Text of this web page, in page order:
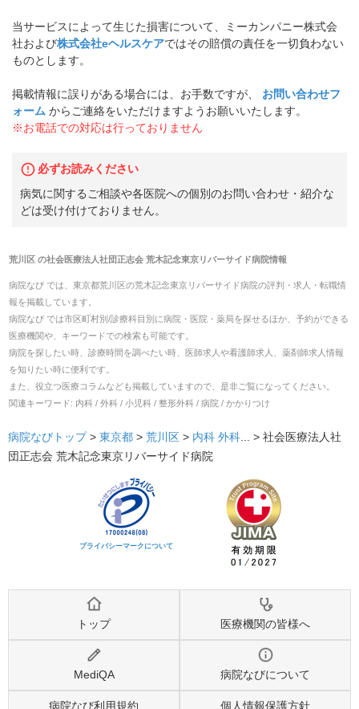
当サービスによって生じた損害について、ミーカンパニー株式会
社および株式会社eヘルスケアではその賠償の責任を一切負わない
ものとします。
掲載情報に誤りがある場合には、お手数ですが、
お問い合わせフ
ォーム からご連絡をいただけますようお願いいたします。
※お電話での対応は行っておりません
必ずお読みください
病気に関するご相談や各医院への個別のお問い合わせ・紹介な
どは受け付けておりません。
荒川区の社会医療法人社団正志会 荒木記念東京リバーサイド病院情報
病院なび では、 東京都荒川区の荒木記念東京リバーサイド病院の評判・求人・転職情
報を掲載しています。
病院なび では市区町村別/診療科目別に病院・医院・薬局を探せるほか、予約ができる
医療機関や、キーワードでの検索も可能です。
病院を探したい時、診療時間を調べたい時、医師求人や看護師求人、薬剤師求人情報
を知りたい時に便利です。
また、役立つ医療コラムなども掲載していますので、是非ご覧になってください。
関連キーワード: 内科 / 外科 / 小児科 / 整形外科 / 病院 / かかりつけ
病院なびトップ > 東京都 > 荒川区 > 内科 外科... > 社会医療法人社
団正志会 荒木記念東京リバーサイド病院
プライバシーマークについて
トップ 医療機関の皆様へ
MediQA 病院なびについて
病院なび利用規約 個人情報保護方針